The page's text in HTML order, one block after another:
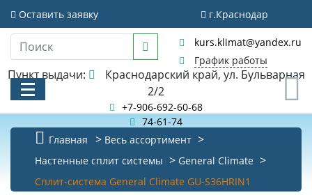
Оставить заявку г.Краснодар
kurs.klimat@yandex.ru
График работы
Пункт выдачи:
2/2
+7-906-692-60-68
74-61-74
КАТАЛОГ
АКЦИИ И РАСПРОДАЖИ
Главная
Весь ассортимент
Настенные сплит системы
General Climate
Сплит-система General Climate GU-S36HRIN1